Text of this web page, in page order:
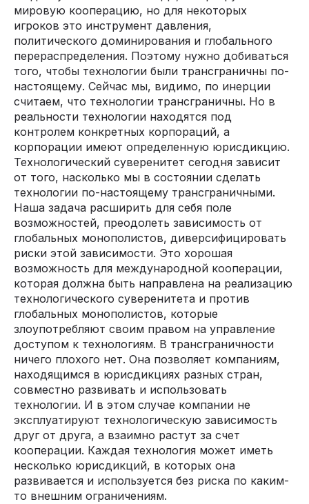
мировую кооперацию, но для некоторых
игроков это инструмент давления,
политического доминирования и глобального
перераспределения. Поэтому нужно добиваться
того, чтобы технологии были трансграничны по-
настоящему. Сейчас мы, видимо, по инерции
считаем, что технологии трансграничны. Но в
реальности технологии находятся под
контролем конкретных корпораций, а
корпорации имеют определенную юрисдикцию.
Технологический суверенитет сегодня зависит
от того, насколько мы в состоянии сделать
технологии по-настоящему трансграничными.
Наша задача расширить для себя поле
возможностей, преодолеть зависимость от
глобальных монополистов, диверсифицировать
риски этой зависимости. Это хорошая
возможность для международной кооперации,
которая должна быть направлена на реализацию
технологического суверенитета и против
глобальных монополистов, которые
злоупотребляют своим правом на управление
доступом к технологиям. В трансграничности
ничего плохого нет. Она позволяет компаниям,
находящимся в юрисдикциях разных стран,
совместно развивать и использовать
технологии. И в этом случае компании не
эксплуатируют технологическую зависимость
друг от друга, а взаимно растут за счет
кооперации. Каждая технология может иметь
несколько юрисдикций, в которых она
развивается и используется без риска по каким-
то внешним ограничениям.